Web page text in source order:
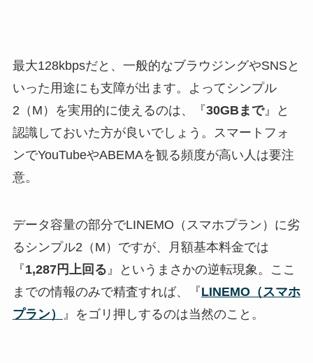
最大128kbpsだと、一般的なブラウジングやSNSと
いった用途にも支障が出ます。よってシンプル
2（M）を実用的に使えるのは、『30GBまで』と
認識しておいた方が良いでしょう。スマートフォ
ンでYouTubeやABEMAを観る頻度が高い人は要注
意。
データ容量の部分でLINEMO（スマホプラン）に劣
るシンプル2（M）ですが、月額基本料金では
『1,287円上回る 』というまさかの逆転現象。ここ
までの情報のみで精査すれば、『LINEMO（スマホ
プラン）
』をゴリ押しするのは当然のこと。